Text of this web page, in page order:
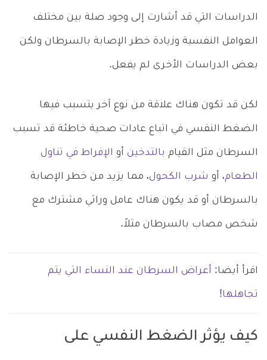
الدراسات التي قد أشارت إلى وجود صلة بين مختلف
العوامل النفسية وزيادة خطر الإصابة بالسرطان ولكن
بعض الدراسات الأخرى لم يفعل.
لكن قد تكون هناك علاقة من نوع آخر يتسبب فيها
الضغط النفسي في اتباع عادات صحية خاطئة قد تسبب
السرطان مثل القيام بالتدخين أو الإفراط في تناول
الطعام، أو شرب الكحول، مما يزيد من خطر الإصابة
بالسرطان أو قد يكون هناك عامل وراثي مشترك مع
شخص مصاب بالسرطان مثلاً.
اقرأ أيضا: أعراض السرطان عند النساء التي يتم
تجاهلها!
كيف يؤثر الضغط النفسي على